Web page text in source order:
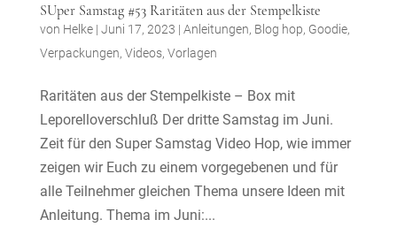
SUper Samstag #53 Raritäten aus der Stempelkiste
von Helke| Juni 17, 2023 | Anleitungen, Blog hop, Goodie,
Verpackungen, Videos, Vorlagen
Raritäten aus der Stempelkiste – Box mit
Leporelloverschluß Der dritte Samstag im Juni.
Zeit für den Super Samstag Video Hop, wie immer
zeigen wir Euch zu einem vorgegebenen und für
alle Teilnehmer gleichen Thema unsere Ideen mit
Anleitung. Thema im Juni:...